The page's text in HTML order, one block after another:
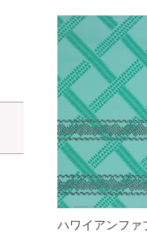
ハワイアンファ